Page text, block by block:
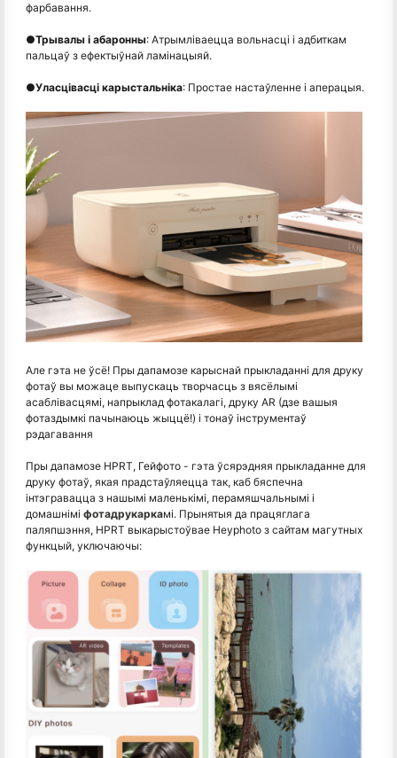
фарбавання.
●Трывалы і абаронны: Атрымліваецца вольнасці і адбиткам
пальцаў з ефектыўнай ламінацыяй.
●Уласцівасці карыстальніка: Простае настаўленне і аперацыя.
Але гэта не ўсё! Пры дапамозе карыснай прыкладанні для друку
фотаў вы можаце выпускаць творчасць з вясёлымі
асаблівасцямі, напрыклад фотакалагі, друку AR (дзе вашыя
фотаздымкі пачынаюць жыццё!) і тонаў інструментаў
рэдагавання
Пры дапамозе HPRT, Гейфото - гэта ўсярэдняя прыкладанне для
друку фотаў, якая прадстаўляецца так, каб бяспечна
інтэгравацца з нашымі маленькімі, перамяшчальнымі і
домашнімі фотадрукаркамі. Прынятыя да працяглага
паляпшэння, HPRT выкарыстоўвае Heyphoto з сайтам магутных
функцый, уключаючы: